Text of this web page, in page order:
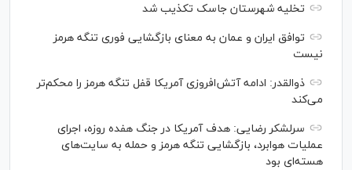
تخلیه شهرستان جاسک تکذیب شد
توافق ایران و عمان به معنای بازگشایی فوری تنگه هرمز
نیست
ذوالقدر: ادامه آتش‌افروزی آمریکا قفل تنگه هرمز را محکم‌تر
می‌کند
سرلشکر رضایی: هدف آمریکا در جنگ هفده روزه، اجرای
عملیات هوابرد، بازگشایی تنگه هرمز و حمله به سایت‌های
هسته‌ای بود